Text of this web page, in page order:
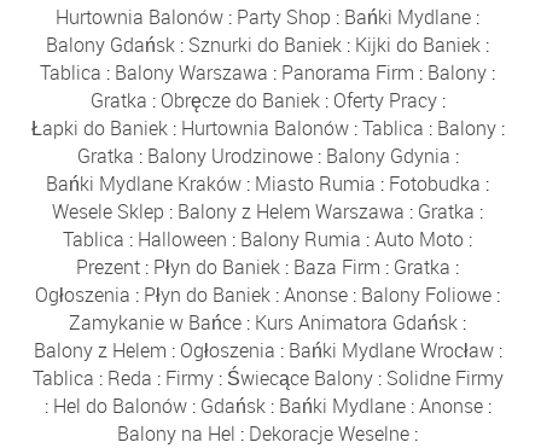
Hurtownia Balonów : Party Shop : Bańki Mydlane :
Balony Gdańsk : Sznurki do Baniek : Kijki do Baniek :
Tablica : Balony Warszawa : Panorama Firm : Balony :
Gratka : Obręcze do Baniek: Oferty Pracy:
Łapki do Baniek: Hurtownia Balonów:Tablica : Balony:
Gratka : Balony Urodzinowe: Balony Gdynia :
Bańki Mydlane Kraków : Miasto Rumia : Fotobudka :
Wesele Sklep : Balony z Helem Warszawa : Gratka :
Tablica : Halloween : Balony Rumia :Auto Moto :
Prezent : Płyn do Baniek : Baza Firm : Gratka :
Ogłoszenia : Płyn do Baniek :Anonse : Balony Foliowe :
Zamykanie w Bańce : Kurs Animatora Gdańsk :
Balony z Helem : Ogłoszenia : Bańki Mydlane Wrocław:
Tablica : Reda : Firmy: Świecące Balony: Solidne Firmy
: Hel do Balonów: Gdańsk: Bańki Mydlane:Anonse:
Balony na Hel : Dekoracje Weselne :